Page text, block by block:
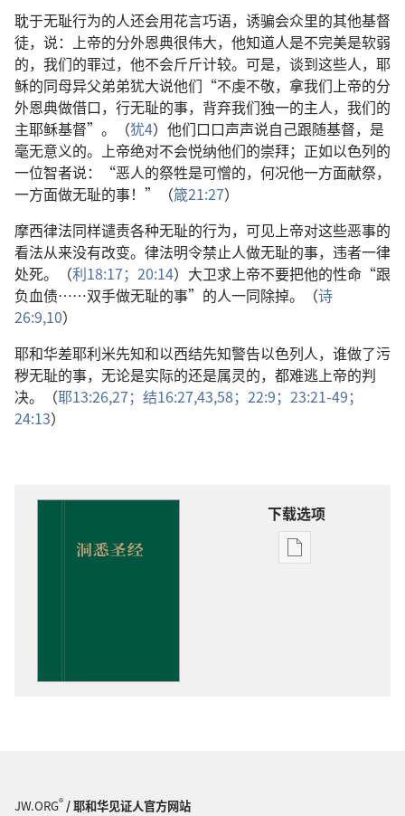
耽于无耻行为的人还会用花言巧语，诱骗会众里的其他基督
徒，说：上帝的分外恩典很伟大，他知道人是不完美是软弱
的，我们的罪过，他不会斤斤计较。可是，谈到这些人，耶
稣的同母异父弟弟犹大说他们“不虔不敬，拿我们上帝的分
外恩典做借口，行无耻的事，背弃我们独一的主人，我们的
主耶稣基督”。（犹4）他们口口声声说自己跟随基督，是
毫无意义的。上帝绝对不会悦纳他们的崇拜；正如以色列的
一位智者说：“恶人的祭牲是可憎的，何况他一方面献祭，
一方面做无耻的事！”（箴21:27）
摩西律法同样谴责各种无耻的行为，可见上帝对这些恶事的
看法从来没有改变。律法明令禁止人做无耻的事，违者一律
处死。（利18:17； 20:14）大卫求上帝不要把他的性命“跟
负血债……双手做无耻的事”的人一同除掉。（诗
26:9,10）
耶和华差耶利米先知和以西结先知警告以色列人，谁做了污
秽无耻的事，无论是实际的还是属灵的，都难逃上帝的判
决。（耶13:26,27； 结16:27,43,58； 22:9； 23:21-49；
24:13）
下载选项
出
JW.ORG®/ 耶和华见证人官方网站